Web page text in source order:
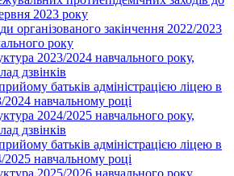
2023 року
організованого закінчення 2022/2023
року
2023/2024 навчального року,
дзвінків
батьків адміністрацією ліцею в
2024 навчальному році
2024/2025 навчального року,
дзвінків
батьків адміністрацією ліцею в
2025 навчальному році
2025/2026 навчального року,